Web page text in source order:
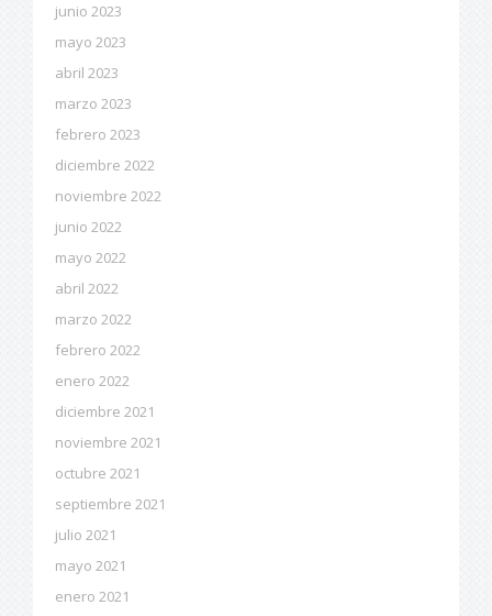
junio 2023
mayo 2023
abril 2023
marzo 2023
febrero 2023
diciembre 2022
noviembre 2022
junio 2022
mayo 2022
abril 2022
marzo 2022
febrero 2022
enero 2022
diciembre 2021
noviembre 2021
octubre 2021
septiembre 2021
julio 2021
mayo 2021
enero 2021